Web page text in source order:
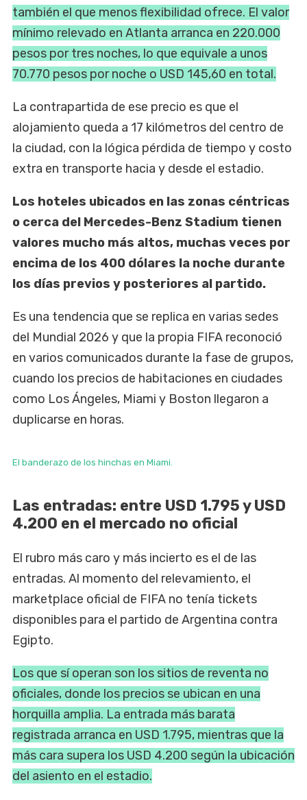
también el que menos flexibilidad ofrece. El valor
mínimo relevado en Atlanta arranca en 220.000
pesos por tres noches, lo que equivale a unos
70.770 pesos por noche o USD 145,60 en total.
La contrapartida de ese precio es que el
alojamiento queda a 17 kilómetros del centro de
la ciudad, con la lógica pérdida de tiempo y costo
extra en transporte hacia y desde el estadio.
Los hoteles ubicados en las zonas céntricas
o cerca del Mercedes-Benz Stadium tienen
valores mucho más altos, muchas veces por
encima de los 400 dólares la noche durante
los días previos y posteriores al partido.
Es una tendencia que se replica en varias sedes
del Mundial 2026 y que la propia FIFA reconoció
en varios comunicados durante la fase de grupos,
cuando los precios de habitaciones en ciudades
como Los Ángeles, Miami y Boston llegaron a
duplicarse en horas.
El banderazo de los hinchas en Miami.
Las entradas: entre USD 1.795 y USD
4.200 en el mercado no oficial
El rubro más caro y más incierto es el de las
entradas. Al momento del relevamiento, el
marketplace oficial de FIFA no tenía tickets
disponibles para el partido de Argentina contra
Egipto.
Los que sí operan son los sitios de reventa no
oficiales, donde los precios se ubican en una
horquilla amplia. La entrada más barata
registrada arranca en USD 1.795, mientras que la
más cara supera los USD 4.200 según la ubicación
del asiento en el estadio.